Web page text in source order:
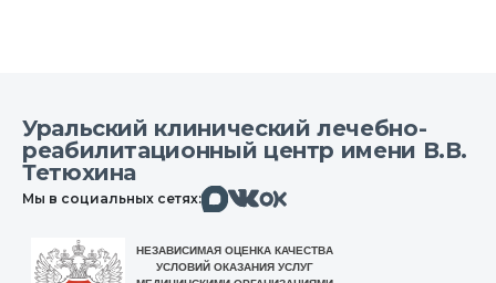
Уральский клинический лечебно-
реабилитационный центр имени В.В.
Тетюхина
Мы в социальных сетях:МаксВконтактеОдноклассники